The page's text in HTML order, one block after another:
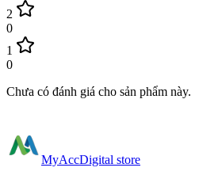
2
0
1
0
Chưa có đánh giá cho sản phẩm này.
MyAccDigital store